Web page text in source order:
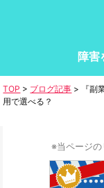
障害
TOP > ブログ記事 >
『
用で選べる？
※当ページの